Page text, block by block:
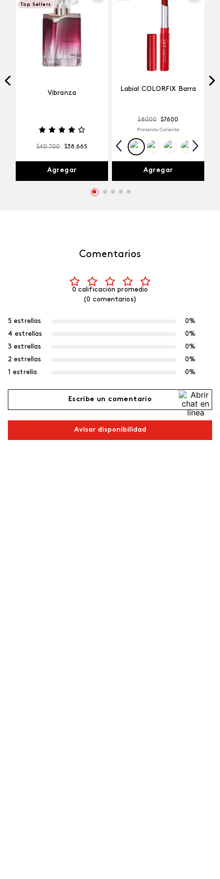
Avisar disponibilidad
Top Sellers
Vibranza
$40.700 $38.665
Agregar
Labial COLORFIX Barra
$8000 $7600
Pimienta Caliente
Agregar
Comentarios
0 calificación promedio
(0 comentarios)
5 estrellas
0%
4 estrellas
0%
3 estrellas
0%
2 estrellas
0%
1 estrella
0%
Escribe un comentario
Agregar comentario
Más reciente